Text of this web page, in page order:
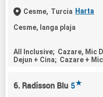
Cesme, Turcia Harta
Cesme, langa plaja
All Inclusive; Cazare, Mic
Dejun + Cina; Cazare +
6. Radisson Blu 5★